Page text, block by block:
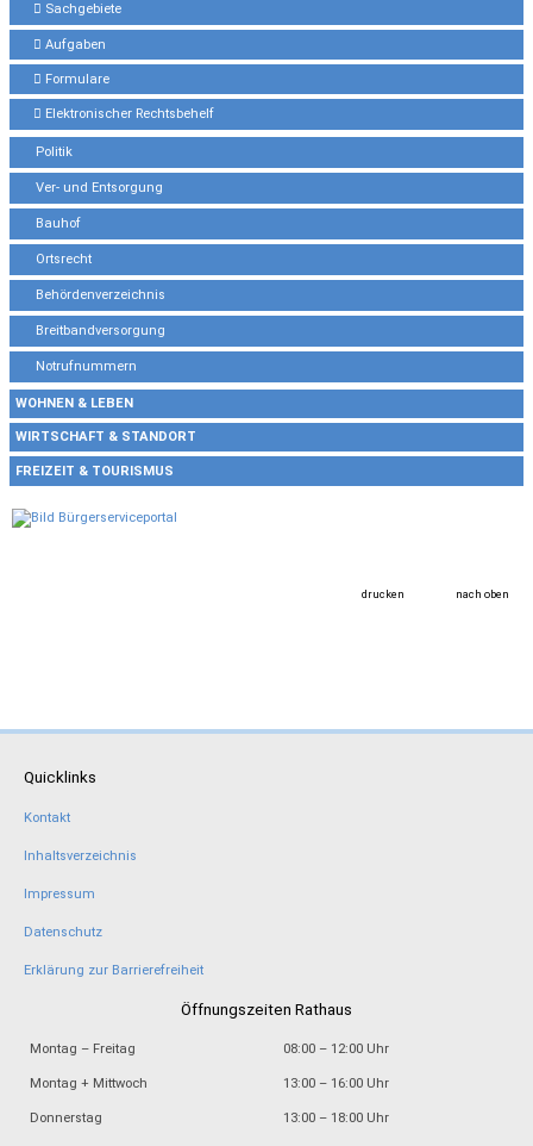
Sachgebiete
Aufgaben
Formulare
Elektronischer Rechtsbehelf
Politik
Ver- und Entsorgung
Bauhof
Ortsrecht
Behördenverzeichnis
Breitbandversorgung
Notrufnummern
WOHNEN & LEBEN
WIRTSCHAFT & STANDORT
FREIZEIT & TOURISMUS
drucken nach oben
Quicklinks
Kontakt
Inhaltsverzeichnis
Impressum
Datenschutz
Erklärung zur Barrierefreiheit
Öffnungszeiten Rathaus
Montag – Freitag 08:00 – 12:00 Uhr
Montag + Mittwoch 13:00 – 16:00 Uhr
Donnerstag 13:00 – 18:00 Uhr